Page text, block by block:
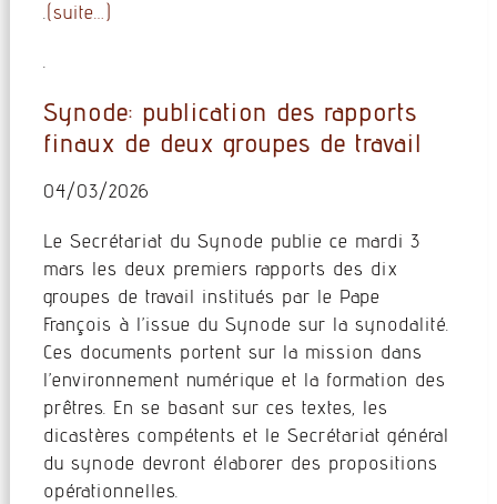
(suite…)
.
Synode: publication des rapports
finaux de deux groupes de travail
04/03/2026
Le Secrétariat du Synode publie ce mardi 3
mars les deux premiers rapports des dix
groupes de travail institués par le Pape
François à l’issue du Synode sur la synodalité.
Ces documents portent sur la mission dans
l’environnement numérique et la formation des
prêtres. En se basant sur ces textes, les
dicastères compétents et le Secrétariat général
du synode devront élaborer des propositions
opérationnelles.